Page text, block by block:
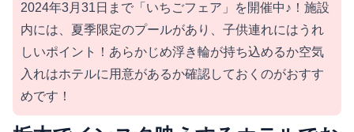
2024年3月31日まで「いちごフェア」を開催中♪！施設
内には、夏季限定のプールがあり、子供連れにはうれ
しいポイント！あらかじめ浮き輪が持ち込めるか空気
入れはホテルに用意があるか確認しておくのがおすす
めです！